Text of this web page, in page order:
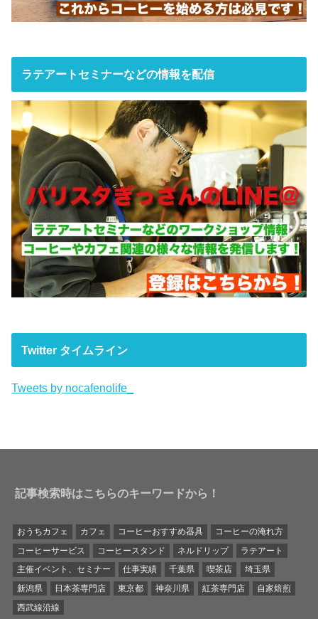
ラテアートセミナーなどの情報を配信
Twitter タイムライン
Tweets by nocafenolife_
記事検索時はこちらのキーワードから！
おうちカフェ カフェ コーヒーおすすめ器具
コーヒーの淹れ方
コーヒーサービス
コーヒースタンド ネルドリップ
ラテアート
主催イベント、セミナー
仕事実績 千葉県 喫茶店
埼玉県
新潟県
日本茶専門店 東京都 神奈川県 紅茶専門店
自家焙煎
西武線沿線